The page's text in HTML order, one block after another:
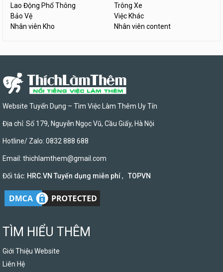
Lao Động Phổ Thông
Trông Xe
Bảo Vệ
Việc Khác
Nhân viên Kho
Nhân viên content
Website Tuyển Dụng – Tìm Việc Làm Thêm Uy Tín
Địa chỉ: Số 179, Nguyễn Ngọc Vũ, Cầu Giấy, Hà Nội
Hotline/ Zalo: 0832 888 688
Email: thichlamthem@gmail.com
Đối tác: HRC.VN Tuyển dụng miễn phí, TOPVN
TÌM HIỂU THÊM
Giới Thiệu Website
Liên Hệ